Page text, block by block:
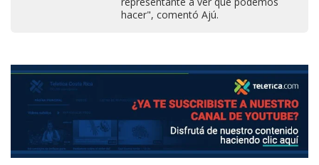
hacer", comentó Ajú.